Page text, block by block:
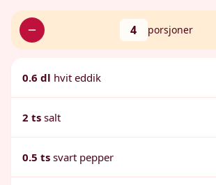
4 porsjoner
0.6 dl hvit eddik
2 ts salt
0.5 ts svart pepper